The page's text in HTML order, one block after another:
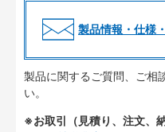
製品情報・仕様
製品に関するご質問、ご相
い。
※お取引（見積り、注文、